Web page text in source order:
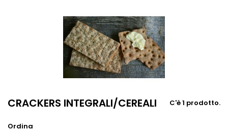
CRACKERS INTEGRALI/CEREALI C'è 1 prodotto.
Ordina